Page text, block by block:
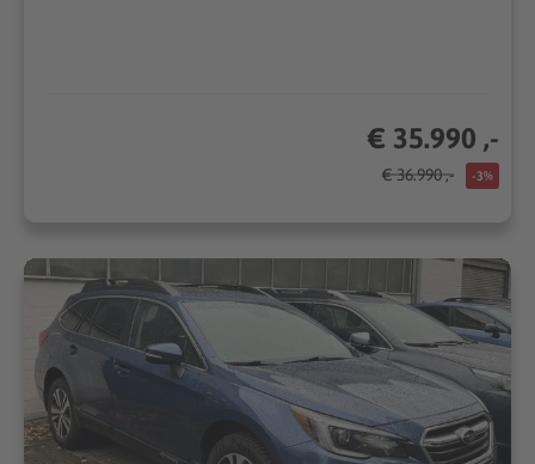
€ 35.990 ,-
€ 36.990 ,- -3%